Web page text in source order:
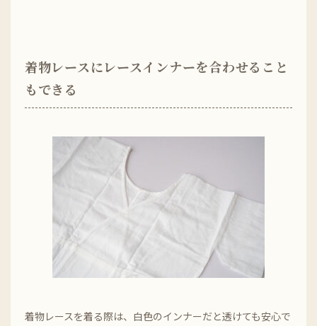
着物レースにレースインナーを合わせること
もできる
着物レースを着る際は、白色のインナーだと透けても安心で